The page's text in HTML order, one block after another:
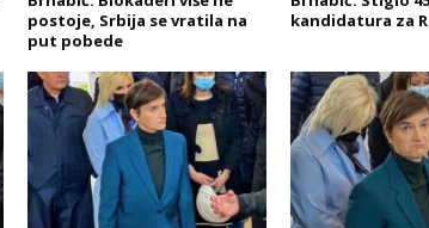
postoje, Srbija se vratila na
put pobede
kandidatura za